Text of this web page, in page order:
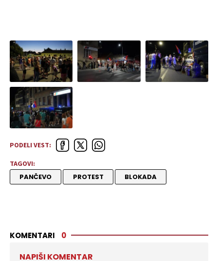
PODELI VEST:
TAGOVI:
PANČEVO PROTEST BLOKADA
KOMENTARI 0
NAPIŠI KOMENTAR